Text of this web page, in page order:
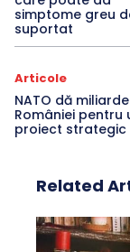
simptome greu
suportat
Articole
NATO dă miliarde
României pentru
proiect strategic
Related